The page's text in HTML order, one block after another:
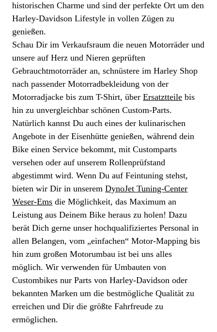
historischen Charme und sind der perfekte Ort um den
Harley-Davidson Lifestyle in vollen Zügen zu
genießen.
Schau Dir im Verkaufsraum die neuen Motorräder und
unsere auf Herz und Nieren geprüften
Gebrauchtmotorräder an, schnüstere im Harley Shop
nach passender Motorradbekleidung von der
Motorradjacke bis zum T-Shirt, überErsatztteile bis
hin zu unvergleichbar schönen Custom-Parts.
Natürlich kannst Du auch eines der kulinarischen
Angebote in der Eisenhütte genießen, während dein
Bike einen Service bekommt, mit Customparts
versehen oder auf unserem Rollenprüfstand
abgestimmt wird. Wenn Du auf Feintuning stehst,
bieten wir Dir in unseremDynoJet Tuning-Center
Weser-Ems die Möglichkeit, das Maximum an
Leistung aus Deinem Bike heraus zu holen! Dazu
berät Dich gerne unser hochqualifiziertes Personal in
allen Belangen, vom „einfachen“ Motor-Mapping bis
hin zum großen Motorumbau ist bei uns alles
möglich. Wir verwenden für Umbauten von
Custombikes nur Parts von Harley-Davidson oder
bekannten Marken um die bestmögliche Qualität zu
erreichen und Dir die größte Fahrfreude zu
ermöglichen.